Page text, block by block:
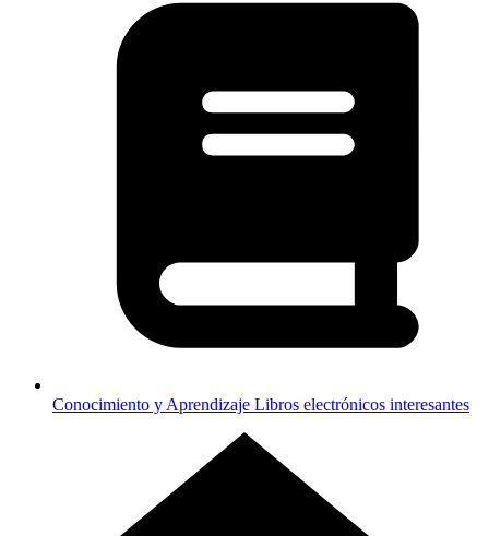
Conocimiento y Aprendizaje Libros electrónicos interesantes